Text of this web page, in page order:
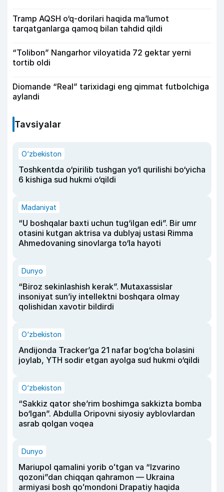
Tramp AQSH o‘q-dorilari haqida ma’lumot
tarqatganlarga qamoq bilan tahdid qildi
“Tolibon” Nangarhor viloyatida 72 gektar yerni
tortib oldi
Diomande “Real” tarixidagi eng qimmat futbolchiga
aylandi
Tavsiyalar
O‘zbekiston
Toshkentda o‘pirilib tushgan yo‘l qurilishi bo‘yicha
6 kishiga sud hukmi o‘qildi
Madaniyat
“U boshqalar baxti uchun tug‘ilgan edi”. Bir umr
otasini kutgan aktrisa va dublyaj ustasi Rimma
Ahmedovaning sinovlarga to‘la hayoti
Dunyo
“Biroz sekinlashish kerak”. Mutaxassislar
insoniyat sun’iy intellektni boshqara olmay
qolishidan xavotir bildirdi
O‘zbekiston
Andijonda Tracker’ga 21 nafar bog‘cha bolasini
joylab, YTH sodir etgan ayolga sud hukmi o‘qildi
O‘zbekiston
“Sakkiz qator she’rim boshimga sakkizta bomba
bo‘lgan”. Abdulla Oripovni siyosiy ayblovlardan
asrab qolgan voqea
Dunyo
Mariupol qamalini yorib oʻtgan va “Izvarino
qozoni”dan chiqqan qahramon — Ukraina
armiyasi bosh qoʻmondoni Drapatiy haqida